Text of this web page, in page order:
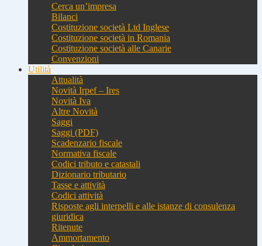
Cerca un’impresa
Bilanci
Costituzione società Ltd Inglese
Costituzione società in Romania
Costituzione società alle Canarie
Convenzioni
Utilità
Attualità
Novità Irpef – Ires
Novità Iva
Altre Novità
Saggi
Saggi (PDF)
Scadenzario fiscale
Normativa fiscale
Codici tributo e catastali
Dizionario tributario
Tasse e attività
Codici attività
Risposte agli interpelli e alle istanze di consulenza
giuridica
Ritenute
Ammortamento